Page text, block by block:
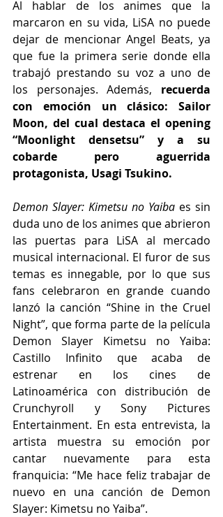
Al hablar de los animes que la
marcaron en su vida, LiSA no puede
dejar de mencionar Angel Beats, ya
que fue la primera serie donde ella
trabajó prestando su voz a uno de
los personajes. Además, recuerda
con emoción un clásico: Sailor
Moon, del cual destaca el opening
“Moonlight densetsu” y a su
cobarde pero aguerrida
protagonista, Usagi Tsukino.
Demon Slayer: Kimetsu no Yaiba es sin
duda uno de los animes que abrieron
las puertas para LiSA al mercado
musical internacional. El furor de sus
temas es innegable, por lo que sus
fans celebraron en grande cuando
lanzó la canción “Shine in the Cruel
Night”, que forma parte de la película
Demon Slayer Kimetsu no Yaiba:
Castillo Infinito que acaba de
estrenar en los cines de
Latinoamérica con distribución de
Crunchyroll y Sony Pictures
Entertainment. En esta entrevista, la
artista muestra su emoción por
cantar nuevamente para esta
franquicia: “Me hace feliz trabajar de
nuevo en una canción de Demon
Slayer: Kimetsu no Yaiba”.